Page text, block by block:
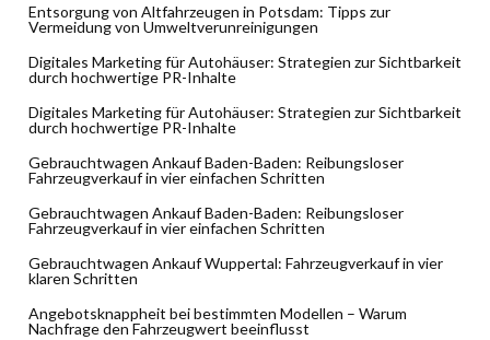
Entsorgung von Altfahrzeugen in Potsdam: Tipps zur
Vermeidung von Umweltverunreinigungen
Digitales Marketing für Autohäuser: Strategien zur Sichtbarkeit
durch hochwertige PR-Inhalte
Digitales Marketing für Autohäuser: Strategien zur Sichtbarkeit
durch hochwertige PR-Inhalte
Gebrauchtwagen Ankauf Baden-Baden: Reibungsloser
Fahrzeugverkauf in vier einfachen Schritten
Gebrauchtwagen Ankauf Baden-Baden: Reibungsloser
Fahrzeugverkauf in vier einfachen Schritten
Gebrauchtwagen Ankauf Wuppertal: Fahrzeugverkauf in vier
klaren Schritten
Angebotsknappheit bei bestimmten Modellen – Warum
Nachfrage den Fahrzeugwert beeinflusst